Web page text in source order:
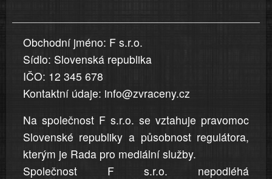
jsou
přesná
a
úplná
Obchodní jméno: F s.r.o.
Sídlo: Slovenská republika
IČO: 12 345 678
Kontaktní údaje: info@zvraceny.cz
Na společnost F s.r.o. se vztahuje pravomoc
Slovenské republiky a působnost regulátora,
kterým je Rada pro mediální služby.
Společnost F s.r.o. nepodléhá